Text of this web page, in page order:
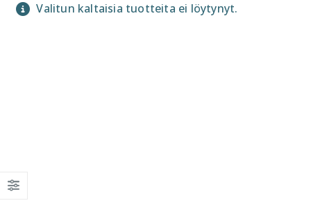
Valitun kaltaisia tuotteita ei löytynyt.